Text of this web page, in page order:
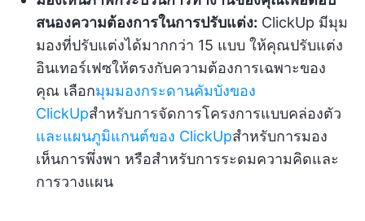
สนองความต้องการในการปรับแต่ง: ClickUp มีมุม
มองที่ปรับแต่งได้มากกว่า 15 แบบ ให้คุณปรับแต่ง
อินเทอร์เฟซให้ตรงกับความต้องการเฉพาะของ
คุณ เลือกมุมมองกระดานคัมบังของ
ClickUpสำหรับการจัดการโครงการแบบคล่องตัว
และแผนภูมิแกนต์ของ ClickUpสำหรับการมอง
เห็นการพึ่งพา หรือสำหรับการระดมความคิดและ
การวางแผน